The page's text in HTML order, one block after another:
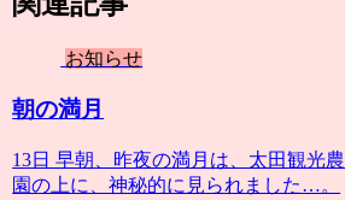
お知らせ
朝の満月
13日 早朝、昨夜の満月は、太田観光農
園の上に、神秘的に見られました…。